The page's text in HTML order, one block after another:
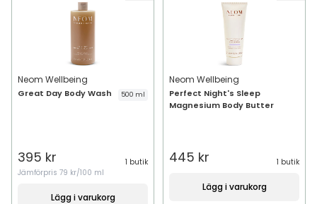
Neom Wellbeing
Great Day Body Wash 500 ml
395 kr
1 butik
Jämförpris 79 kr/100 ml
Lägg i varukorg
Neom Wellbeing
Perfect Night's Sleep
Magnesium Body Butter
445 kr 1 butik
Lägg i varukorg